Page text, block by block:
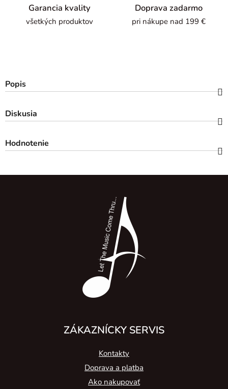
Garancia kvality
všetkých produktov
Doprava zadarmo
pri nákupe nad 199 €
Popis
Diskusia
Hodnotenie
ZÁKAZNÍCKY SERVIS
Kontakty
Doprava a platba
Ako nakupovať